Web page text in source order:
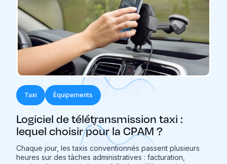
Taxi Équipements
Logiciel de télétransmission taxi :
lequel choisir pour la CPAM ?
Chaque jour, les taxis conventionnés passent plusieurs
heures sur des tâches administratives : facturation,